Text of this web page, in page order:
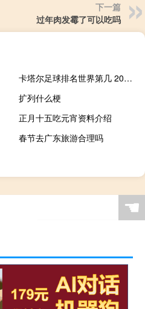
下一篇
过年肉发霉了可以吃吗
卡塔尔足球排名世界第几 2022世界足球排名总榜
扩列什么梗
正月十五吃元宵资料介绍
春节去广东旅游合理吗
☚